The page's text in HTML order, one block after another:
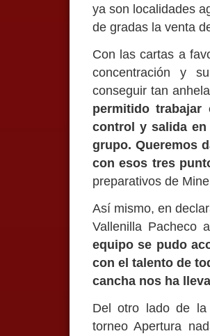
ya son localidades
de gradas la venta
Con las cartas a
concentración y
conseguir tan
permitido
control y salida
grupo. Queremos
con esos tres
preparativos de
Así mismo, en
Vallenilla Pacheco
equipo se pudo
con el talento de
cancha nos ha
Del otro lado de la
torneo Apertura